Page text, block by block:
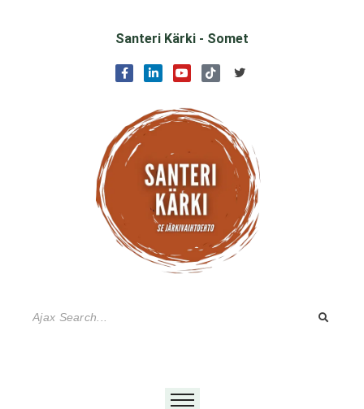
Santeri Kärki - Somet